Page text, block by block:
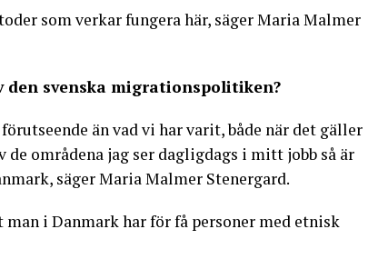
som verkar fungera här, säger Maria Malmer
svenska migrationspolitiken?
än vad vi har varit, både när det gäller
områdena jag ser dagligdags i mitt jobb så är
säger Maria Malmer Stenergard.
man i Danmark har för få personer med etnisk